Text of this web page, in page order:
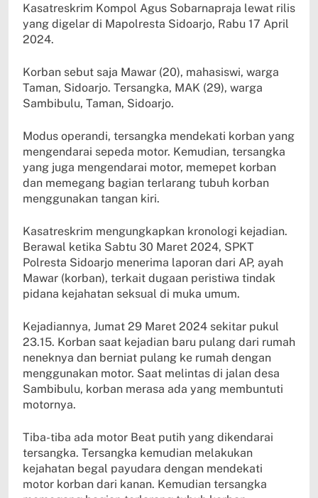
Kasatreskrim Kompol Agus Sobarnapraja lewat rilis
yang digelar di Mapolresta Sidoarjo, Rabu 17 April
2024.
Korban sebut saja Mawar (20), mahasiswi, warga
Taman, Sidoarjo. Tersangka, MAK (29), warga
Sambibulu, Taman, Sidoarjo.
Modus operandi, tersangka mendekati korban yang
mengendarai sepeda motor. Kemudian, tersangka
yang juga mengendarai motor, memepet korban
dan memegang bagian terlarang tubuh korban
menggunakan tangan kiri.
Kasatreskrim mengungkapkan kronologi kejadian.
Berawal ketika Sabtu 30 Maret 2024, SPKT
Polresta Sidoarjo menerima laporan dari AP, ayah
Mawar (korban), terkait dugaan peristiwa tindak
pidana kejahatan seksual di muka umum.
Kejadiannya, Jumat 29 Maret 2024 sekitar pukul
23.15. Korban saat kejadian baru pulang dari rumah
neneknya dan berniat pulang ke rumah dengan
menggunakan motor. Saat melintas di jalan desa
Sambibulu, korban merasa ada yang membuntuti
motornya.
Tiba-tiba ada motor Beat putih yang dikendarai
tersangka. Tersangka kemudian melakukan
kejahatan begal payudara dengan mendekati
motor korban dari kanan. Kemudian tersangka